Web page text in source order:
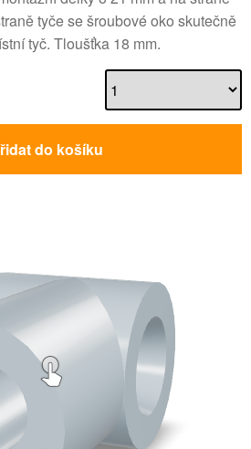
tyče se šroubové oko skutečně
tyč. Tloušťka 18 mm.
do košíku